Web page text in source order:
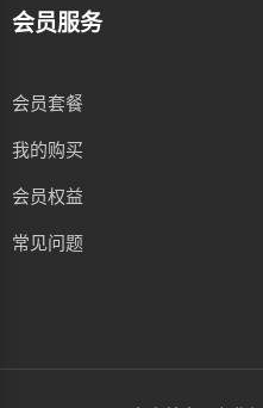
会员服务
会员套餐
我的购买
会员权益
常见问题